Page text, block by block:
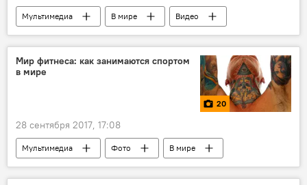
Мультимедиа В мире Видео
Мир фитнеса: как занимаются спортом
в мире
20
28 сентября 2017, 17:08
Мультимедиа Фото
В мире
Новости
Спорт